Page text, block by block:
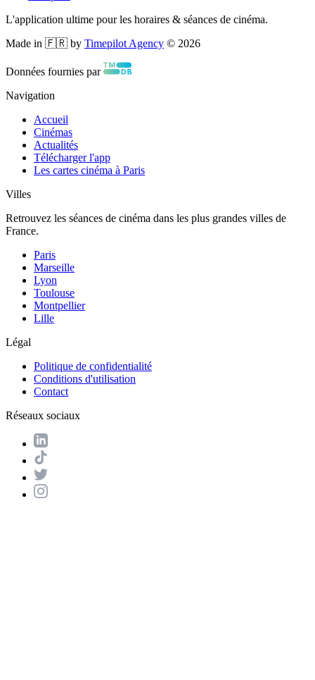
L'application ultime pour les horaires & séances de cinéma.
Made in 🇫🇷 by Timepilot Agency © 2026
Données fournies par
Navigation
Accueil
Cinémas
Actualités
Télécharger l'app
Les cartes cinéma à Paris
Villes
Retrouvez les séances de cinéma dans les plus grandes villes de
France.
Paris
Marseille
Lyon
Toulouse
Montpellier
Lille
Légal
Politique de confidentialité
Conditions d'utilisation
Contact
Réseaux sociaux